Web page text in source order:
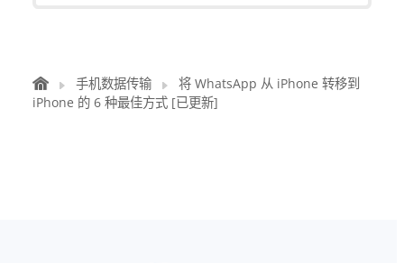
手机数据传输
将 WhatsApp 从 iPhone 转移到
iPhone 的 6 种最佳方式 [已更新]